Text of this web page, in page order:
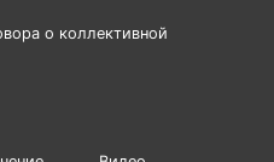
о коллективной